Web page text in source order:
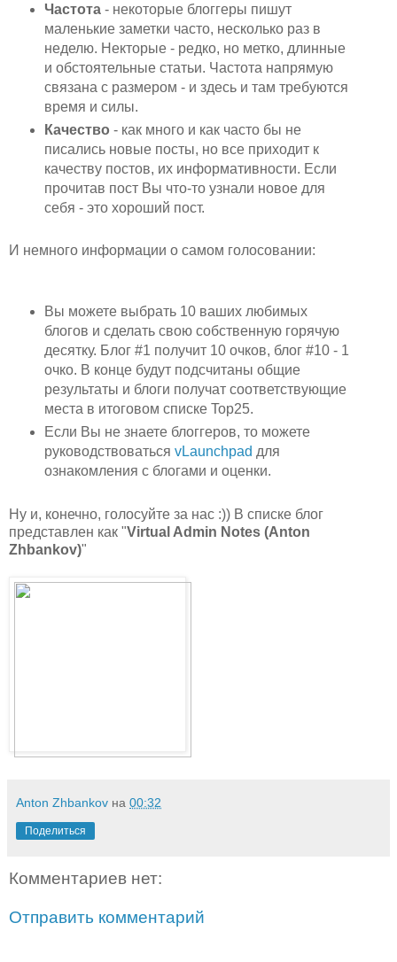
Частота- некоторые блоггеры пишут
маленькие заметки часто, несколько раз в
неделю. Некторые - редко, но метко, длинные
и обстоятельные статьи. Частота напрямую
связана с размером - и здесь и там требуются
время и силы.
Качество - как много и как часто бы не
писались новые посты, но все приходит к
качеству постов, их информативности. Если
прочитав пост Вы что-то узнали новое для
себя - это хороший пост.
И немного информации о самом голосовании:
Вы можете выбрать 10 ваших любимых
блогов и сделать свою собственную горячую
десятку. Блог #1 получит 10 очков, блог #10 - 1
очко. В конце будут подсчитаны общие
результаты и блоги получат соответствующие
места в итоговом списке Top25.
Если Вы не знаете блоггеров, то можете
руководствоваться vLaunchpad для
ознакомления с блогами и оценки.
Ну и, конечно, голосуйте за нас :)) В списке блог
представлен как "Virtual Admin Notes (Anton
Zhbankov)"
Anton Zhbankov на 00:32
Поделиться
Комментариев нет:
Отправить комментарий